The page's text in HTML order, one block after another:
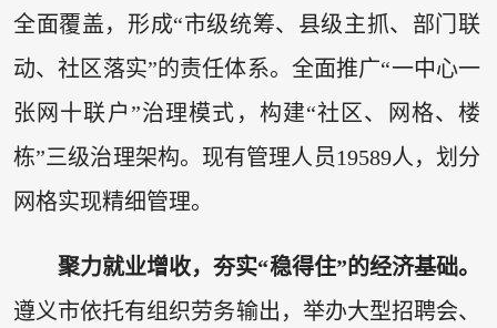
全面覆盖，形成“市级统筹、县级主抓、部门联
动、社区落实”的责任体系。全面推广“一中心一
张网十联户”治理模式，构建“社区、网格、楼
栋”三级治理架构。现有管理人员19589人，划分
网格实现精细管理。
聚力就业增收，夯实“稳得住”的经济基础。
遵义市依托有组织劳务输出，举办大型招聘会、